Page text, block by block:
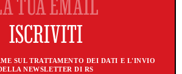
SUL TRATTAMENTO DEI DATI E L'INVIO
NEWSLETTER DI RS